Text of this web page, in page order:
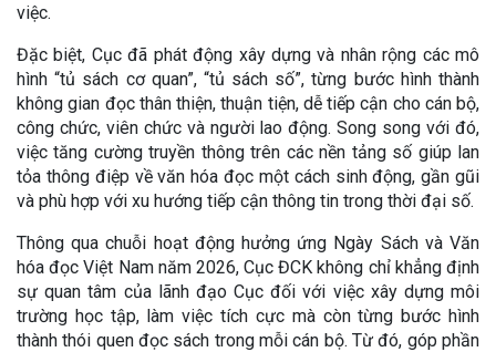
việc.
Đặc biệt, Cục đã phát động xây dựng và nhân rộng các mô
hình “tủ sách cơ quan”, “tủ sách số”, từng bước hình thành
không gian đọc thân thiện, thuận tiện, dễ tiếp cận cho cán bộ,
công chức, viên chức và người lao động. Song song với đó,
việc tăng cường truyền thông trên các nền tảng số giúp lan
tỏa thông điệp về văn hóa đọc một cách sinh động, gần gũi
và phù hợp với xu hướng tiếp cận thông tin trong thời đại số.
Thông qua chuỗi hoạt động hưởng ứng Ngày Sách và Văn
hóa đọc Việt Nam năm 2026, Cục ĐCK không chỉ khẳng định
sự quan tâm của lãnh đạo Cục đối với việc xây dựng môi
trường học tập, làm việc tích cực mà còn từng bước hình
thành thói quen đọc sách trong mỗi cán bộ. Từ đó, góp phần